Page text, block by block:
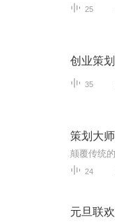
25
创业策
35
策划大
24
元旦联